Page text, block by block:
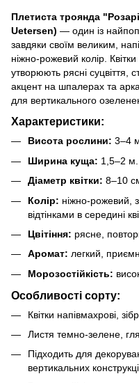
Плетиста троянда
Uetersen) — один із
завдяки своїм великим,
ніжно-рожевий колір.
утворюють рясні
акцент на шпалерах та
для вертикального
Характеристики:
Висота рослини: 3–4
Ширина куща: 1,5–2 м.
Діаметр квітки: 8–10
Колір: ніжно-рожевий,
відтінками в середині
Цвітіння: рясне,
Аромат: легкий,
Морозостійкість:
Особливості сорту:
Квітки напівмахрові,
Листя темно-зелене,
Підходить для
вертикальних